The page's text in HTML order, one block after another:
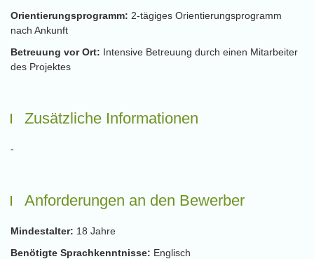
Orientierungsprogramm: 2-tägiges Orientierungsprogramm
nach Ankunft
Betreuung vor Ort: Intensive Betreuung durch einen Mitarbeiter
des Projektes
Zusätzliche Informationen
-
Anforderungen an den Bewerber
Mindestalter: 18 Jahre
Benötigte Sprachkenntnisse: Englisch